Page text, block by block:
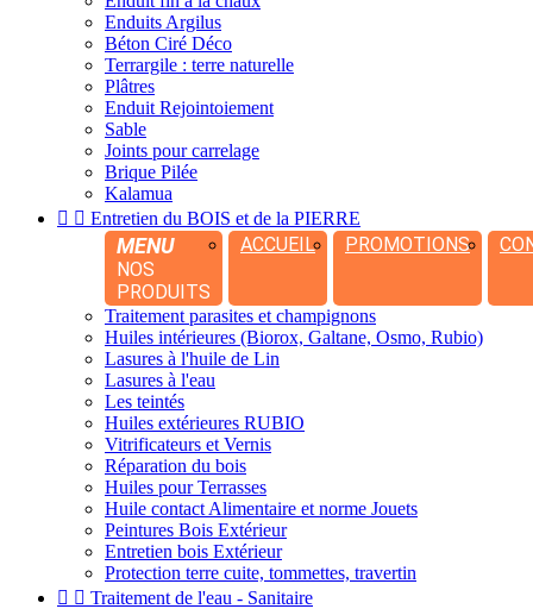
Enduits Argilus
Béton Ciré Déco
Terrargile : terre naturelle
Plâtres
Enduit Rejointoiement
Sable
Joints pour carrelage
Brique Pilée
Kalamua
  Entretien du BOIS et de la PIERRE
MENU
NOS
PRODUITS
ACCUEIL PROMOTIONS
Traitement parasites et champignons
Huiles intérieures (Biorox, Galtane, Osmo, Rubio)
Lasures à l'huile de Lin
Lasures à l'eau
Les teintés
Huiles extérieures RUBIO
Vitrificateurs et Vernis
Réparation du bois
Huiles pour Terrasses
Huile contact Alimentaire et norme Jouets
Peintures Bois Extérieur
Entretien bois Extérieur
Protection terre cuite, tommettes, travertin
  Traitement de l'eau - Sanitaire